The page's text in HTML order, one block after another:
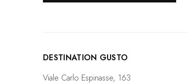
DESTINATION GUSTO
Viale Carlo Espinasse, 163